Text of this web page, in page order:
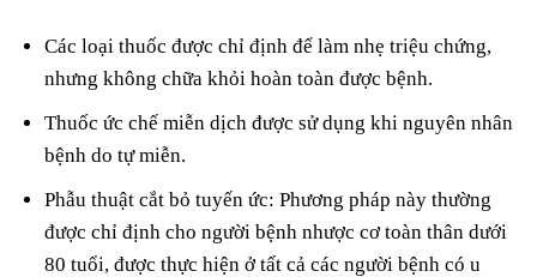
Các loại thuốc được chỉ định để làm nhẹ triệu chứng,
nhưng không chữa khỏi hoàn toàn được bệnh.
Thuốc ức chế miễn dịch được sử dụng khi nguyên nhân
bệnh do tự miễn.
Phẫu thuật cắt bỏ tuyến ức: Phương pháp này thường
được chỉ định cho người bệnh nhược cơ toàn thân dưới
80 tuổi, được thực hiện ở tất cả các người bệnh có u